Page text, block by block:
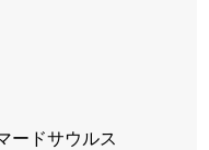
ードサウルス